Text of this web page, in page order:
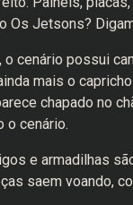
Os Jetsons?
cenário possui
mais o
chapado no
o cenário.
e armadilhas
saem voando,